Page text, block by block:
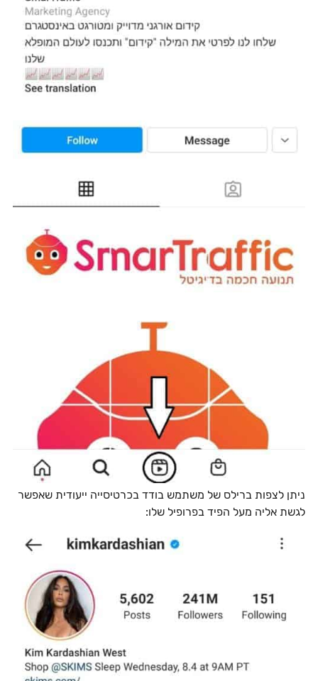
ניתן לצפות ברילס של משתמש בודד בכרטיסייה ייעודית שאפשר
לגשת אליה מעל הפיד בפרופיל שלו: